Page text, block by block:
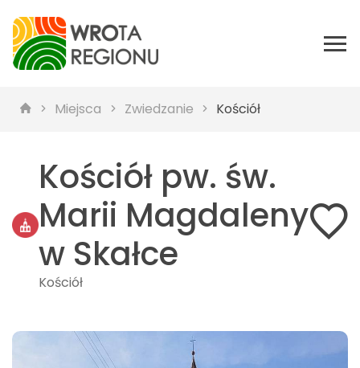
Miejsca Zwiedzanie Kościół
Kościół pw. św.
Marii Magdaleny
w Skałce
Kościół